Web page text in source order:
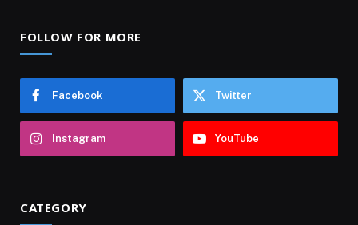
FOLLOW FOR MORE
Facebook Twitter
Instagram YouTube
CATEGORY